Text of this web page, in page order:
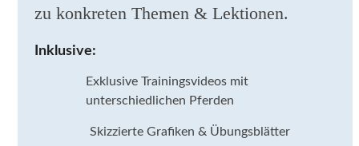
zu konkreten Themen & Lektionen.
Inklusive:
Exklusive Trainingsvideos mit
unterschiedlichen Pferden
Skizzierte Grafiken & Übungsblätter